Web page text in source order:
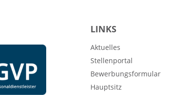
LINKS
Aktuelles
Stellenportal
Bewerbungsformular
Hauptsitz